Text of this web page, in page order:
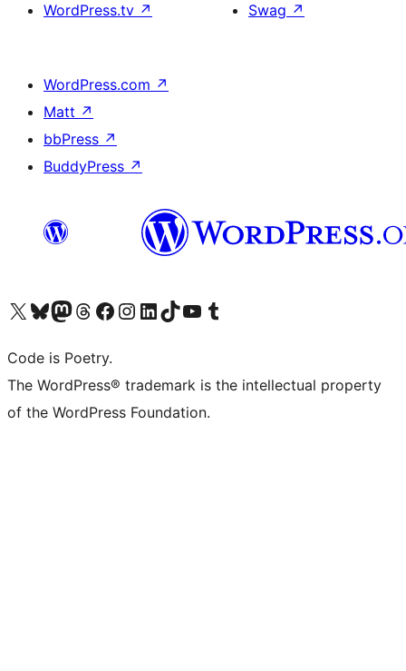
WordPress.tv ↗
Swag ↗
WordPress.com ↗
Matt ↗
bbPress ↗
BuddyPress ↗
ຢ້ຽມຊົມບັນຊີ X (ຊື່ເກົ່າ Twitter) ຂອງພວກເຮົາຢ້ຽມຊົມບັນຊີ Bluesky ຂອງພວກເຮົາຢ້ຽມຊົມບັນຊີ Mastodon ຂອງພວກເຮົາຢ້ຽມຊົມບັນຊີ Threads ຂອງພວກເຮົາຢ້ຽມຊົມໜ້າ Facebook ຂອງພວກເຮົາຢ້ຽມຊົມບັນຊີ Instagram ຂອງພວກເຮົາຢ້ຽມຊົມບັນຊີ LinkedIn ຂອງພວກເຮົາຢ້ຽມຊົມບັນຊີ TikTok ຂອງພວກເຮົາຢ້ຽມຊົມຊ່ອງ YouTube ຂອງພວກເຮົາຢ້ຽມຊົມບັນຊີ Tumblr ຂອງພວກເຮົາ
Code is Poetry.
The WordPress® trademark is the intellectual property
of the WordPress Foundation.